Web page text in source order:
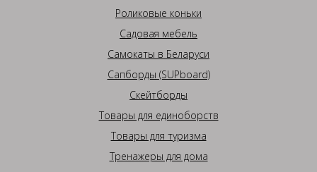
Роликовые коньки
Садовая мебель
Самокаты в Беларуси
Сапборды (SUPboard)
Скейтборды
Товары для единоборств
Товары для туризма
Тренажеры для дома